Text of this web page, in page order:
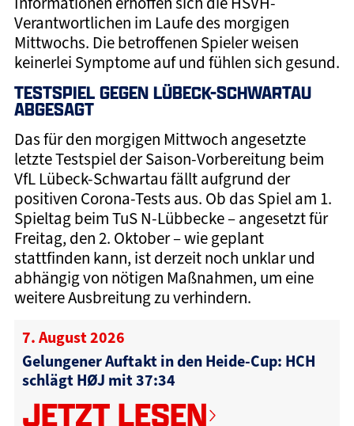
Verantwortlichen im Laufe des morgigen
Mittwochs. Die betroffenen Spieler weisen
keinerlei Symptome auf und fühlen sich gesund.
TESTSPIEL GEGEN LÜBECK-SCHWARTAU
ABGESAGT
Das für den morgigen Mittwoch angesetzte
letzte Testspiel der Saison-Vorbereitung beim
VfL Lübeck-Schwartau fällt aufgrund der
positiven Corona-Tests aus. Ob das Spiel am 1.
Spieltag beim TuS N-Lübbecke – angesetzt für
Freitag, den 2. Oktober – wie geplant
stattfinden kann, ist derzeit noch unklar und
abhängig von nötigen Maßnahmen, um eine
weitere Ausbreitung zu verhindern.
7. August 2026
Gelungener Auftakt in den Heide-Cup: HCH
schlägt HØJ mit 37:34
JETZT LESEN